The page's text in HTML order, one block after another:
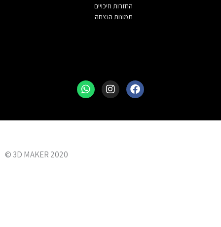
החזרות וזיכויים
תמונות הנצחה
3D MAKER 2020 ©